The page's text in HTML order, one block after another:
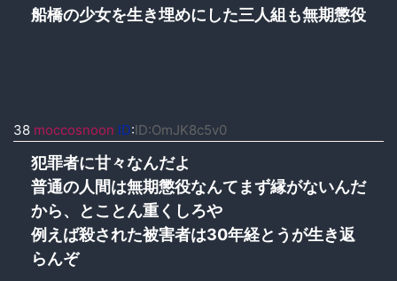
船橋の少女を生き埋めにした三人組も無期懲役
38 moccosnoon ID:ID:OmJK8c5v0
犯罪者に甘々なんだよ
普通の人間は無期懲役なんてまず縁がないんだ
から、とことん重くしろや
例えば殺された被害者は30年経とうが生き返
らんぞ